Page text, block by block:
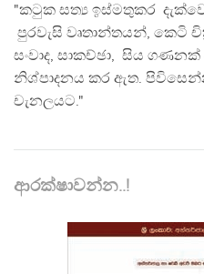
"කටුක සත්‍ය ඉස්මතුකර
පුරවැසි වෘතාන්තයන්, කෙටි
සංවාද, සාකච්ඡා, සිය
නිශ්පාදනය කර ඇත.
චැනලයට."
ආරක්ෂාවන්න..!